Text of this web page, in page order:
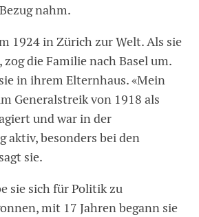
nahm.
1924 in Zürich zur Welt. Als sie
die Familie nach Basel um.
in ihrem Elternhaus. «Mein
Generalstreik von 1918 als
und war in der
aktiv, besonders bei den
sie.
sie sich für Politik zu
mit 17 Jahren begann sie